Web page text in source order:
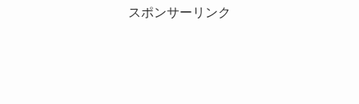
スポンサーリンク